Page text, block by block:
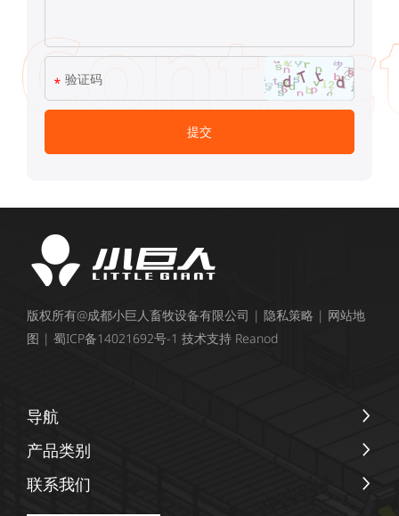
版权所有@成都小巨人畜牧设备有限公司 | 隐私策略 | 网站地
图 | 蜀ICP备14021692号-1 技术支持 Reanod
导航
产品类别
联系我们